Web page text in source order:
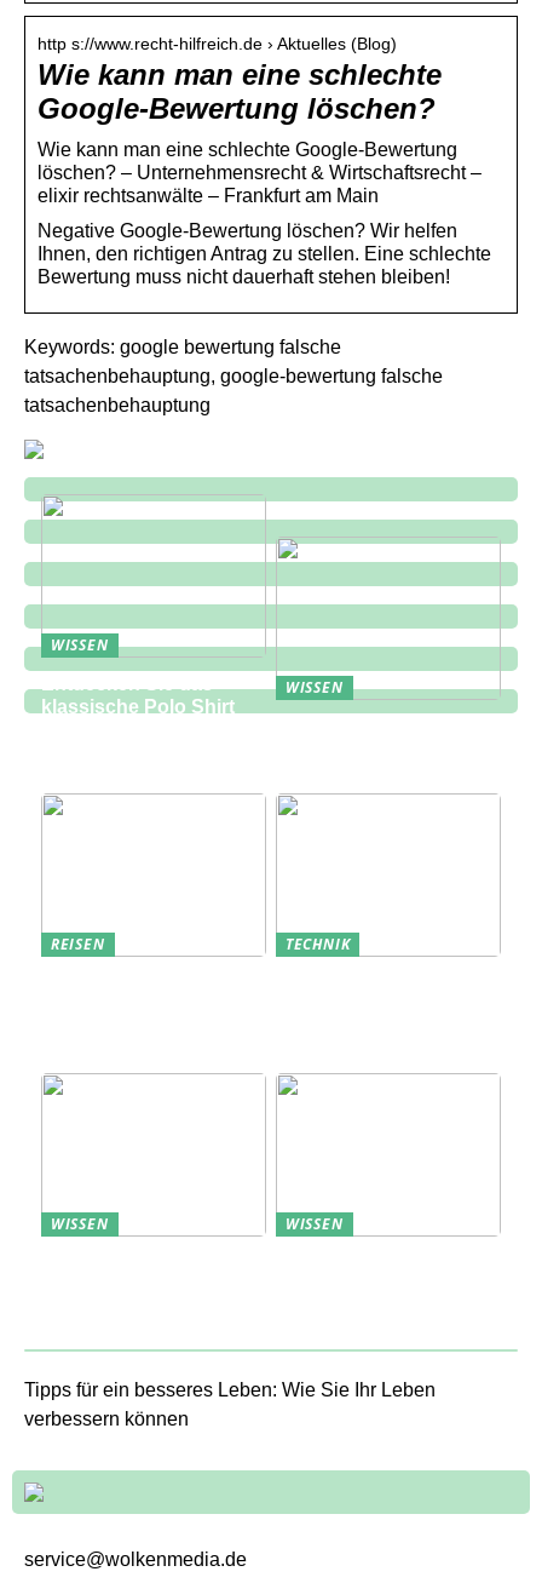
http s://www.recht-hilfreich.de › Aktuelles (Blog)
Wie kann man eine schlechte
Google-Bewertung löschen?
Wie kann man eine schlechte Google-Bewertung
löschen? – Unternehmensrecht & Wirtschaftsrecht –
elixir rechtsanwälte – Frankfurt am Main
Negative Google-Bewertung löschen? Wir helfen
Ihnen, den richtigen Antrag zu stellen. Eine schlechte
Bewertung muss nicht dauerhaft stehen bleiben!
Keywords: google bewertung falsche
tatsachenbehauptung, google-bewertung falsche
tatsachenbehauptung
WISSEN
klassische Polo Shirt
WISSEN
REISEN
TECHNIK
WISSEN
WISSEN
Tipps für ein besseres Leben: Wie Sie Ihr Leben
verbessern können
service@wolkenmedia.de